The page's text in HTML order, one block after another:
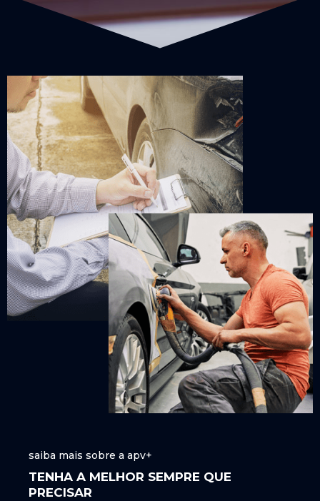
saiba mais sobre a apv+
TENHA A MELHOR SEMPRE QUE
PRECISAR